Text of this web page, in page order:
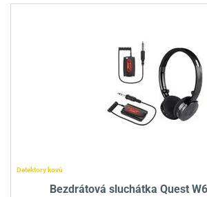
Detektory kovů
Bezdrátová sluchátka Quest